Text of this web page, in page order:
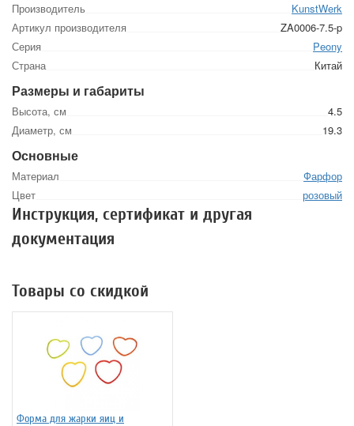
Производитель
KunstWerk
Артикул производителя
ZA0006-7.5-p
Серия
Peony
Страна
Китай
Размеры и габариты
Высота, см
4.5
Диаметр, см
19.3
Основные
Материал
Фарфор
Цвет
розовый
Инструкция, сертификат и другая
документация
Товары со скидкой
Форма для жарки яиц и